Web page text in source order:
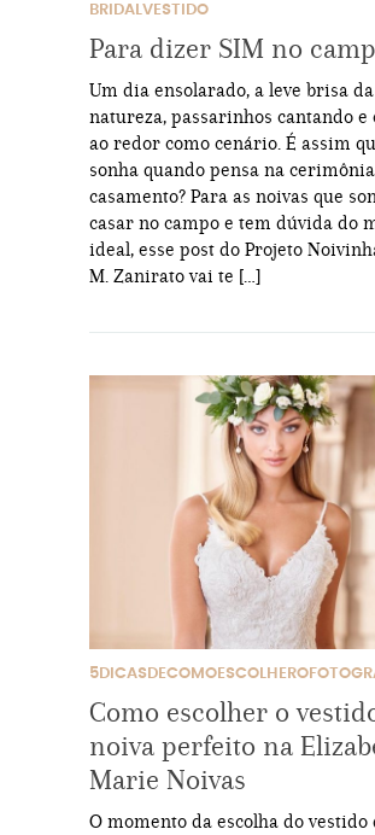
BRIDALVESTIDO
Para dizer SIM no
Um dia ensolarado, a leve brisa da
natureza, passarinhos cantando e
ao redor como cenário. É assim
sonha quando pensa na
casamento? Para as noivas que
casar no campo e tem dúvida do
ideal, esse post do Projeto
M. Zanirato vai te […]
Como escolher o
noiva perfeito na
Marie Noivas
O momento da escolha do vestido